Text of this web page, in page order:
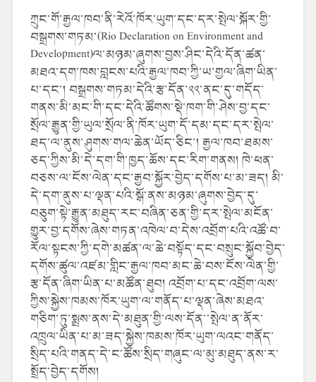
ཀྲུང་གོ་རྒྱལ་ཁབ་ནི་རེའོ་ཁོར་ཡུག་དང་དར་སྤེལ་སྐོར་གྱི་
བསྒྲགས་གཏམ་(Rio Declaration on Environment and
Development)ལ་མཉམ་ཞུགས་བྱས་ཤིང་དེའི་དོན་ཚན་
མཐའ་དག་ཁས་བླངས་པའི་རྒྱལ་ཁབ་ཀྱི་ཡ་གྱལ་ཞིག་ཡིན་
པ་དང་། བསྒྲགས་གཏམ་དེའི་རྩ་དོན་༢༢་ནང་དུ་གདོད་
གནས་མི་མང་གི་དང་དེའི་ཚོགས་སྡེ་ཁག་གི་ཤེས་བྱ་དང་
སྲོལ་རྒྱུན་གྱི་ཡུལ་སྲོལ་ནི་ཁོར་ཡུག་དོ་དམ་དང་དར་སྤེལ་
ཐད་ལ་ནུས་ཤུགས་གལ་ཆེན་ཡོད་ཅིང་། རྒྱལ་ཁབ་ཐམས་
ཅད་ཀྱིས་མི་དེ་དག་གི་ཁྱད་ཆོས་དང་རིག་གནས། ཁེ་ཕན་
བཅས་ལ་ངོས་ལེན་དང་རྒྱབ་སྐྱོར་བྱེད་དགོས་པ་མ་ཟད། མི་
དེ་དག་ནུས་པ་ལྡན་པའི་སྒོ་ནས་མཉམ་ཞུགས་བྱེད་དུ་
བཅུག་སྟེ་རྒྱུན་མཐུད་རང་བཞིན་ཅན་གྱི་དར་སྤེལ་མངོན་
གྱུར་བྱ་དགོས་ཞེས་གཏན་འཁེལ་བ་དེས་འབྲོག་པའི་འཚོ་བ་
རོལ་སྟངས་ཀྱི་དགེ་མཚན་ལ་ཆེ་བསྟོད་དང་བསྲུང་སྐྱོབ་བྱེད་
དགོས་ཚུལ་འཛམ་གླིང་རྒྱལ་ཁབ་མང་ཆེ་བས་ངོས་ལེན་གྱི་
རྩ་དོན་ཞིག་ཡིན་པ་མཚོན་ཐུབ། འབྲོག་པ་དང་འབྲོག་ལས་
ཀྱིས་སྐྱེས་ཁམས་ཁོར་ཡུག་ལ་གནོད་པ་ལྡན་ཞེས་མཐའ་
གཅིག་ཏུ་སྨྲས་ནས་དེ་མཐུན་གྱི་ལས་དོན་་སྤེལ་ན་ནོར་
འཁྲུལ་ཡིན་པ་མ་ཟད་སྐྱེས་ཁམས་ཁོར་ཡུག་ལའང་གནོད་
སྲིད་པའི་གནད་དེ་ང་ཚོས་སྲིད་གཞུང་ལ་མུ་མཐུད་ནས་ར་
སྤྲོད་བྱེད་དགོས།